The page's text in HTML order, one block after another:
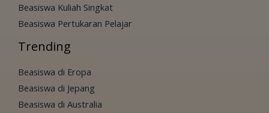
Beasiswa Kuliah Singkat
Beasiswa Pertukaran Pelajar
Trending
Beasiswa di Eropa
Beasiswa di Jepang
Beasiswa di Australia